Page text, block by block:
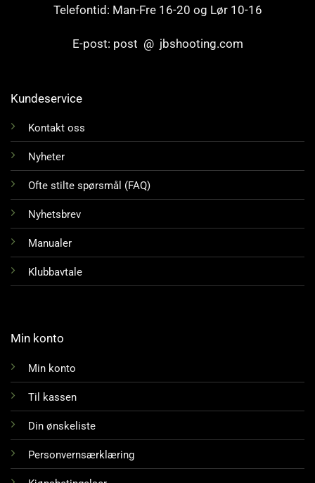
Telefontid: Man-Fre 16-20 og Lør 10-16
E-post: post @ jbshooting.com
Kundeservice
Kontakt oss
Nyheter
Ofte stilte spørsmål (FAQ)
Nyhetsbrev
Manualer
Klubbavtale
Min konto
Min konto
Til kassen
Din ønskeliste
Personvernsærklæring